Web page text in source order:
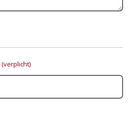
(verplicht)